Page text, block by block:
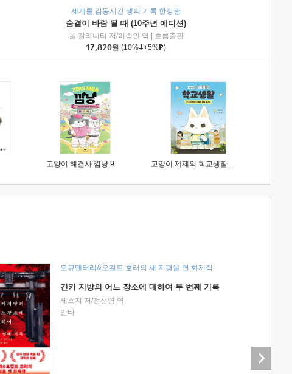
미래엔아이세움
세계를 감동시킨 생의 기록 한정판
숨결이 바람 될 때 (10주년 에디션)
폴 칼라니티 저/이종인 역
흐름출판
17,820원 (10% +5% )
고양이 해결사 깜냥 9 고양이 제제의 학교생활 1 : 초등학생이 이렇게 힘들 줄이야
모큐멘터리&오컬트 호러의 새 지평을 연 화제작!
긴키 지방의 어느 장소에 대하여 두 번째 기록
세스지 저/전선영 역
반타